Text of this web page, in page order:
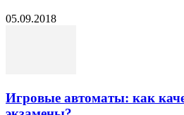
05.09.2018
Игровые автоматы: как